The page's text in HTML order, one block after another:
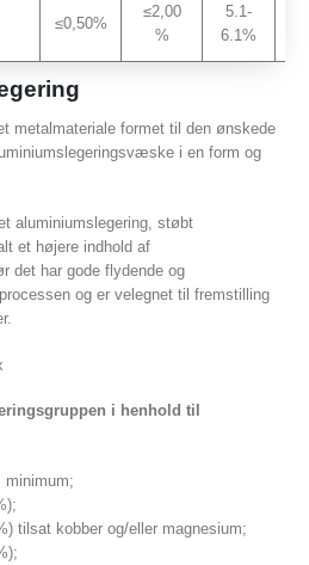
≤0,50%
≤2,00
%
5.1-
6.1%
metalmateriale formet til den ønskede
i en form og
aluminiumslegering, støbt
et højere indhold af
det har gode flydende og
og er velegnet til fremstilling
i henhold til
minimum;
tilsat kobber og/eller magnesium;